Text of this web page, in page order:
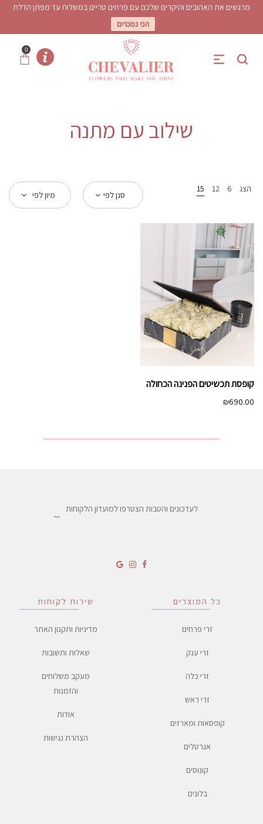
מרגשים את האהובים והיקרים שלכם עם פרחים טריים במשלוח עד מפתן הדלת
הכי נמכרים
0
שילוב עם מתנה
הצג 6
12
15
סנן לפי מיון לפי
קופסת תכשיטים הפנינה הכחולה
₪690.00
כל המוצרים
זרי פרחים
זרי ענק
זרי כלה
זרי ראש
קופסאות ומארזים
אגרטלים
קונוסים
בלונים
שירות לקוחות
מדיניות ותקנון האתר
שאלות ותשובות
מעקב משלוחים
והזמנות
אודות
הצהרת נגישות
לעדכונים והטבות הצטרפו למועדון הלקוחות